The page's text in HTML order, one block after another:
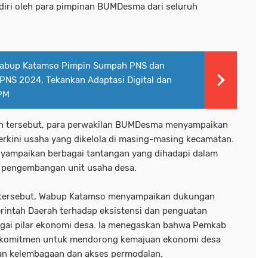
oleh para pimpinan BUMDesma dari seluruh
Katamso Pimpin Sumpah PNS dan
2024, Tekankan Adaptasi Digital dan
tersebut, para perwakilan BUMDesma menyampaikan
usaha yang dikelola di masing-masing kecamatan.
berbagai tantangan yang dihadapi dalam
unit usaha desa.
Wabup Katamso menyampaikan dukungan
Daerah terhadap eksistensi dan penguatan
pilar ekonomi desa. Ia menegaskan bahwa Pemkab
untuk mendorong kemajuan ekonomi desa
kelembagaan dan akses permodalan.